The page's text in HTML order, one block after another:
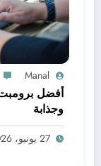
Manal
أفضل
وجذابة
27 يونيو، 2026